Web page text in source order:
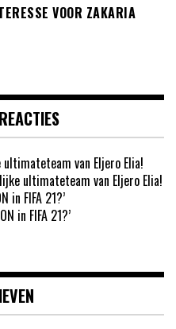
VOOR ZAKARIA
van Eljero Elia!
ultimateteam van Eljero Elia!
in FIFA 21?’
in FIFA 21?’